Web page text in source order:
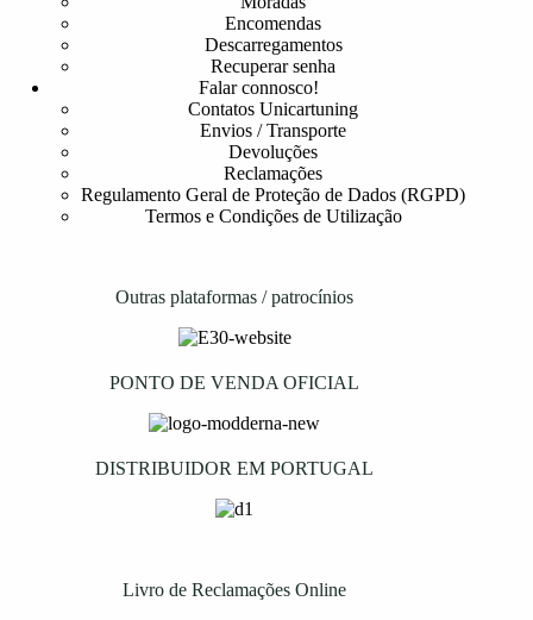
Encomendas
Descarregamentos
Recuperar senha
Falar connosco!
Contatos Unicartuning
Envios / Transporte
Devoluções
Reclamações
Regulamento Geral de Proteção de Dados (RGPD)
Termos e Condições de Utilização
Outras plataformas / patrocínios
PONTO DE VENDA OFICIAL
DISTRIBUIDOR EM PORTUGAL
Livro de Reclamações Online